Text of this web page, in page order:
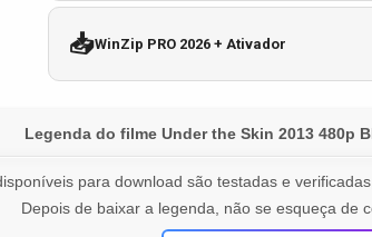
📥WinZip PRO 2026 + Ativador
Legenda do filme Under the Skin 2013 480p
para download são testadas e
Depois de baixar a legenda, não se esqueça de